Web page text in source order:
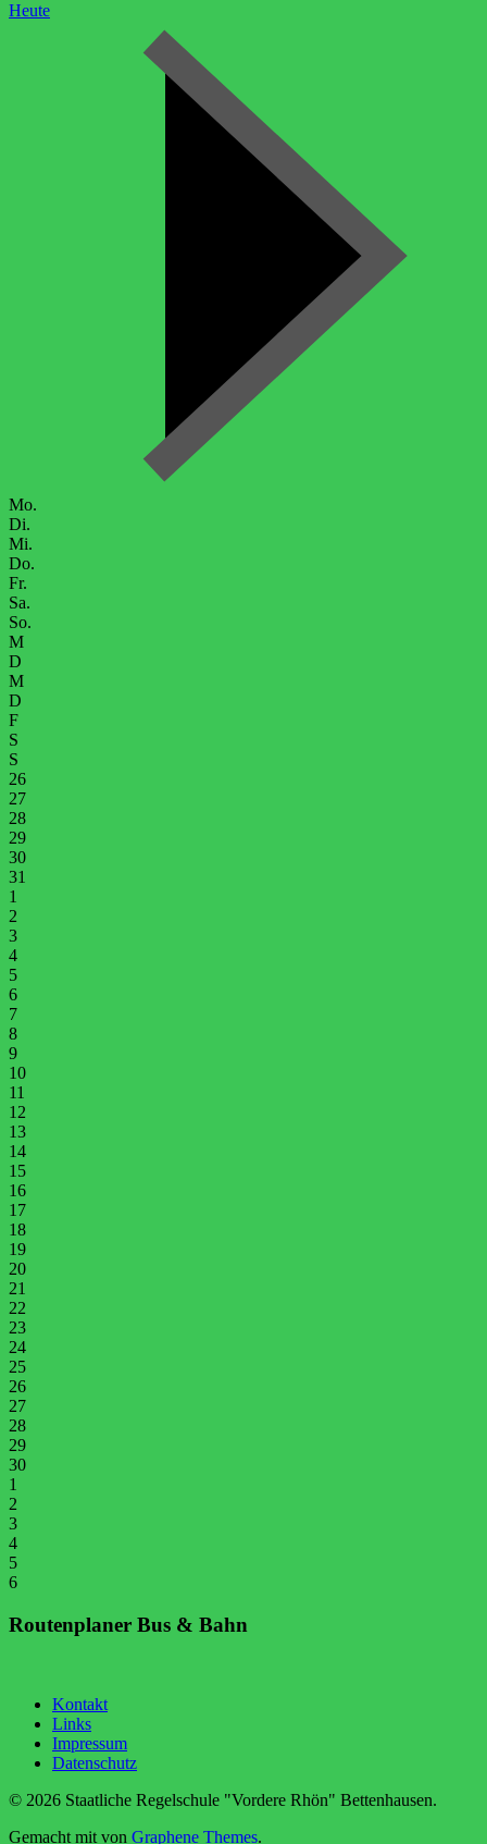
Heute
Mo.
Di.
Mi.
Do.
Fr.
Sa.
So.
M
D
M
D
F
S
S
26
27
28
29
30
31
1
2
3
4
5
6
7
8
9
10
11
12
13
14
15
16
17
18
19
20
21
22
23
24
25
26
27
28
29
30
1
2
3
4
5
6
Routenplaner Bus & Bahn
Kontakt
Links
Impressum
Datenschutz
© 2026 Staatliche Regelschule "Vordere Rhön" Bettenhausen.
Gemacht mit von Graphene Themes.